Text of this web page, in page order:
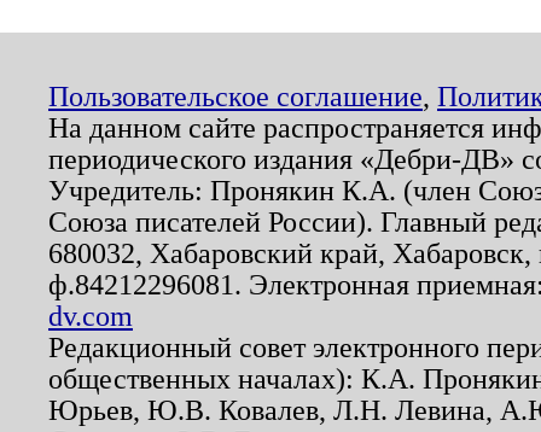
Пользовательское соглашение,
На данном сайте распространяется
периодического издания «Дебри-ДВ»
Учредитель: Пронякин К.А. (член
Союза писателей России). Главный
680032, Хабаровский край,
ф.84212296081. Электронная
dv.com
Редакционный совет электронного
общественных началах): К.А.
Юрьев, Ю.В. Ковалев, Л.Н. Левина,